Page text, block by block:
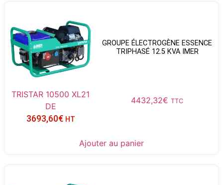
GROUPE ÉLECTROGÈNE ESSENCE
TRIPHASÉ 12.5 KVA IMER
TRISTAR 10500 XL21
DE
4432,32€ TTC
3693,60€ HT
Ajouter au panier